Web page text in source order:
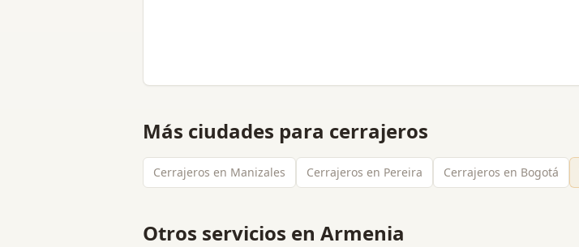
Más ciudades para cerrajeros
Cerrajeros en Manizales Cerrajeros en Pereira Cerrajeros en Bogotá
Otros servicios en Armenia